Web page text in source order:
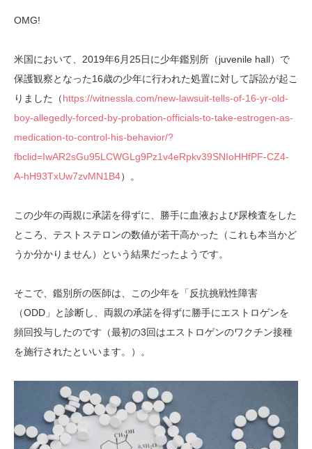
OMG!
米国において、2019年6月25日に少年鑑別所（juvenile hall）で
保護観察となった16歳の少年に行われた処置に対して訴訟が起こ
りました（https://witnessla.com/new-lawsuit-tells-of-16-yr-old-
boy-allegedly-forced-by-probation-officials-to-take-estrogen-as-
medication-to-control-his-behavior/?
fbclid=IwAR2sGu95LCWGLg9Pz1v4eRpkv39SNIoHHfPF-CZ4-
A-hH93TxUw7zvMN1B4）。
この少年の両親に承諾を得ずに、勝手に血液および尿検査をした
ところ、テストステロンの数値が若干高かった（これも本当かど
うか分かりません）という結果だったようです。
そこで、鑑別所の医師は、この少年を「反抗挑戦性障害
（ODD」と診断し、両親の承諾を得ずに勝手にエストロゲンを
頻回投与したのです（最初の3回はエストロゲンのワクチン接種
を施行されたといいます。）。